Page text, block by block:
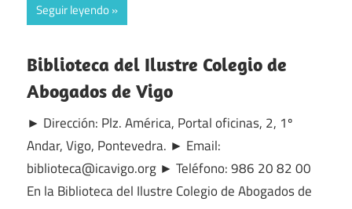
Seguir leyendo
Biblioteca del Ilustre Colegio de
Abogados de Vigo
► Dirección: Plz. América, Portal oficinas, 2, 1º
Andar, Vigo, Pontevedra. ► Email:
biblioteca@icavigo.org ► Teléfono: 986 20 82 00
En la Biblioteca del Ilustre Colegio de Abogados de